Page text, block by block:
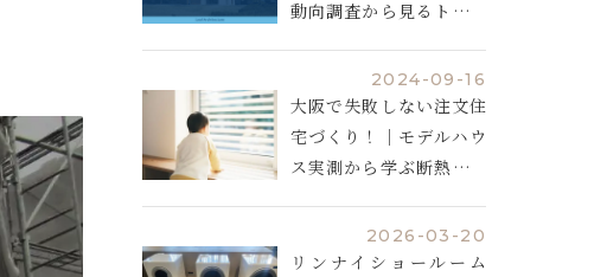
動向調査から見るトレン
2024-09-16
大阪で失敗しない注文住
宅づくり！｜モデルハウ
ス実測から学ぶ断熱と空
2026-03-20
リンナイショールーム